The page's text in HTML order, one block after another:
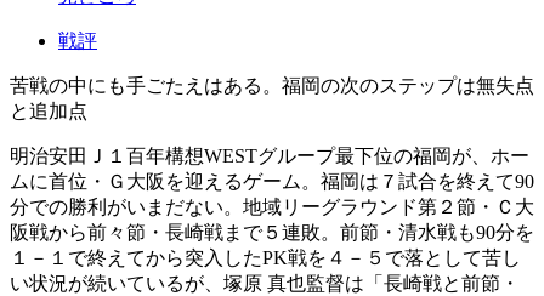
戦評
苦戦の中にも手ごたえはある。福岡の次のステップは無失点
と追加点
明治安田Ｊ１百年構想WESTグループ最下位の福岡が、ホー
ムに首位・Ｇ大阪を迎えるゲーム。福岡は７試合を終えて90
分での勝利がいまだない。地域リーグラウンド第２節・Ｃ大
阪戦から前々節・長崎戦まで５連敗。前節・清水戦も90分を
１－１で終えてから突入したPK戦を４－５で落として苦し
い状況が続いているが、塚原 真也監督は「長崎戦と前節・